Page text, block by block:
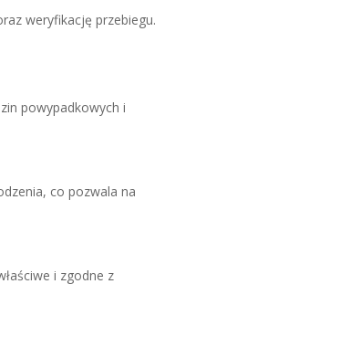
weryfikację przebiegu.
powypadkowych i
co pozwala na
i zgodne z